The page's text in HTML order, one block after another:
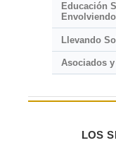
Educación
Llevando
Asociados
LOS